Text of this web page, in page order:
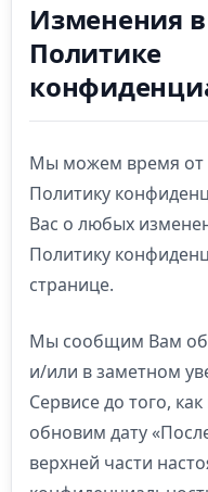
Изменения
Политике
Мы можем время от
Политику
Вас о любых
Политику
странице.
Мы сообщим Вам об
и/или в заметном
Сервисе до того,
обновим дату
верхней части